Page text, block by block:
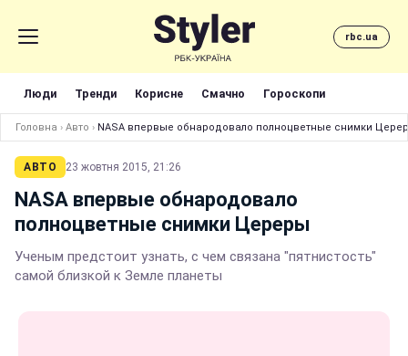
rbc.ua
Люди Тренди Корисне Смачно Гороскопи
Головна › Авто › NASA впервые обнародовало полноцветные снимки
АВТО 23 жовтня 2015, 21:26
NASA впервые обнародовало
полноцветные снимки Цереры
Ученым предстоит узнать, с чем связана "пятнистость"
самой близкой к Земле планеты